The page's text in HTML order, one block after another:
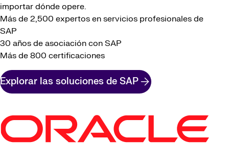
importar dónde opere.
Más de 2,500 expertos en servicios profesionales de
SAP
30 años de asociación con SAP
Más de 800 certificaciones
Explorar las soluciones de SAP